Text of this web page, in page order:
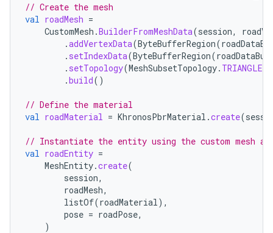
// Create the mesh
val roadMesh =
CustomMesh .BuilderFromMeshData(session,
.addVertexData(ByteBufferRegion(
. setIndexData(ByteBufferRegion(
. setTopology(MeshSubsetTopology. TRIANGLES
.build()
// Define the material
val roadMaterial = KhronosPbrMaterial .create(
// Instantiate the entity using the custom mesh
val roadEntity =
MeshEntity.create(
session,
roadMesh,
listOf(roadMaterial),
pose = roadPose,
)